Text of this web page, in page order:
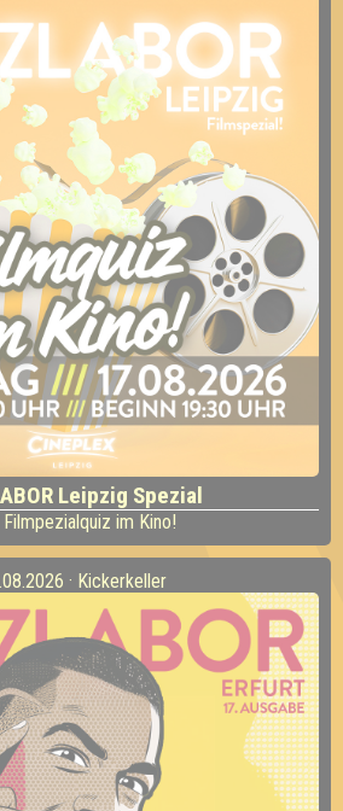
Leipzig Spezial
Filmpezialquiz im Kino!
· Kickerkeller